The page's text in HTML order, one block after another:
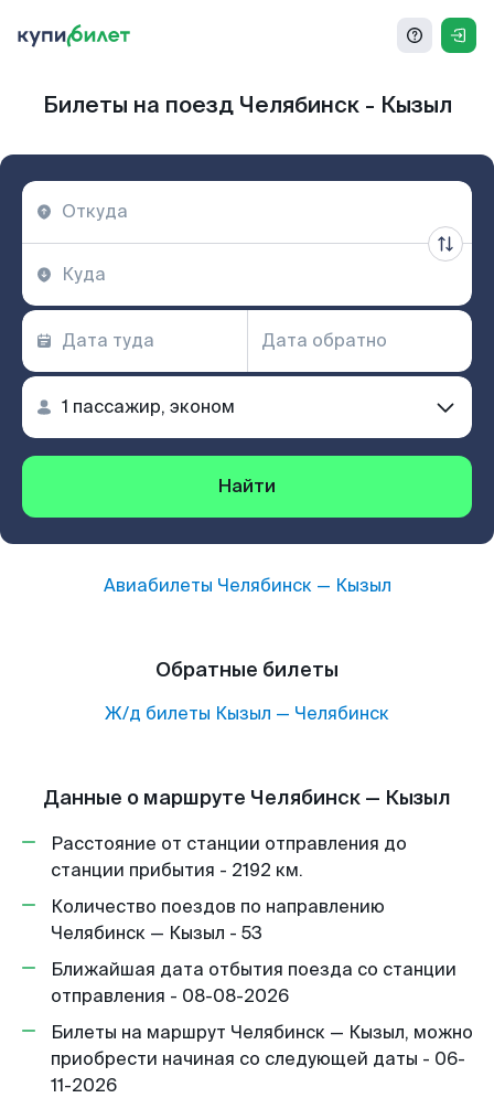
Билеты на поезд Челябинск - Кызыл
Найти
Авиабилеты Челябинск— Кызыл
Обратные билеты
Ж/д билеты Кызыл — Челябинск
Данные о маршруте Челябинск — Кызыл
Расстояние от станции отправления до
станции прибытия - 2192 км.
Количество поездов по направлению
Челябинск — Кызыл - 53
Ближайшая дата отбытия поезда со станции
отправления - 08-08-2026
Билеты на маршрут Челябинск — Кызыл, можно
приобрести начиная со следующей даты - 06-
11-2026